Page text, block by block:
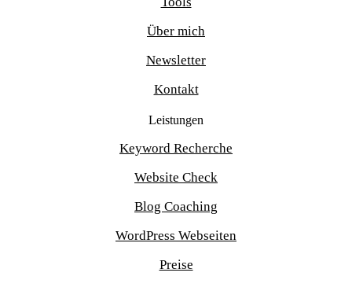
Über mich
Newsletter
Kontakt
Leistungen
Keyword Recherche
Website Check
Blog Coaching
WordPress Webseiten
Preise